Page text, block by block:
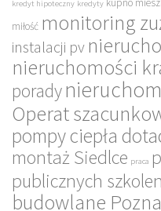
kredyt hipoteczny kredyty kupno
miłość monitoring
instalacji pv
nieruchomości
porady
Operat
pompy ciepła
montaż Siedlce praca
publicznych
budowlane